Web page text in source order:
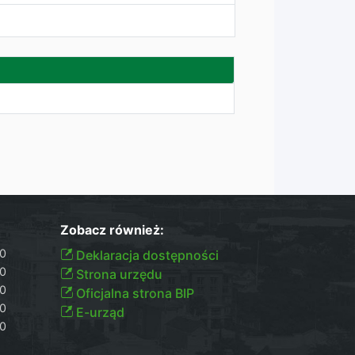
Zobacz również:
Deklaracja dostępności
Strona urzędu
Oficjalna strona BIP
E-urząd